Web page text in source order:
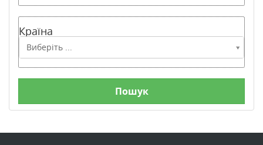
Країна
Виберіть ...
Країна